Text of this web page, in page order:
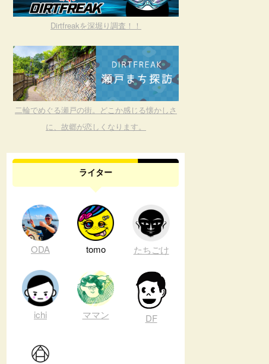
Dirtfreakを深堀り調査！！
二輪でめぐる瀬戸の街。どこか感じる懐かしさ
に、故郷が恋しくなります。
ライター
ODA tomo たちごけ
ichi ママン DF